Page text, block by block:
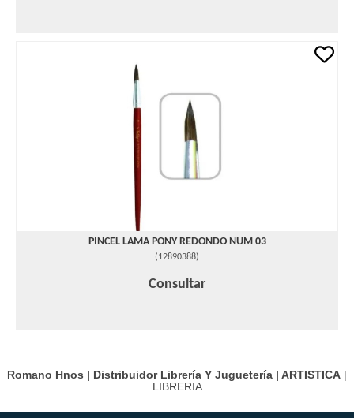
PINCEL LAMA PONY REDONDO NUM 03
(12890388)
Consultar
Romano Hnos | Distribuidor Librería Y Juguetería | ARTISTICA |
LIBRERIA